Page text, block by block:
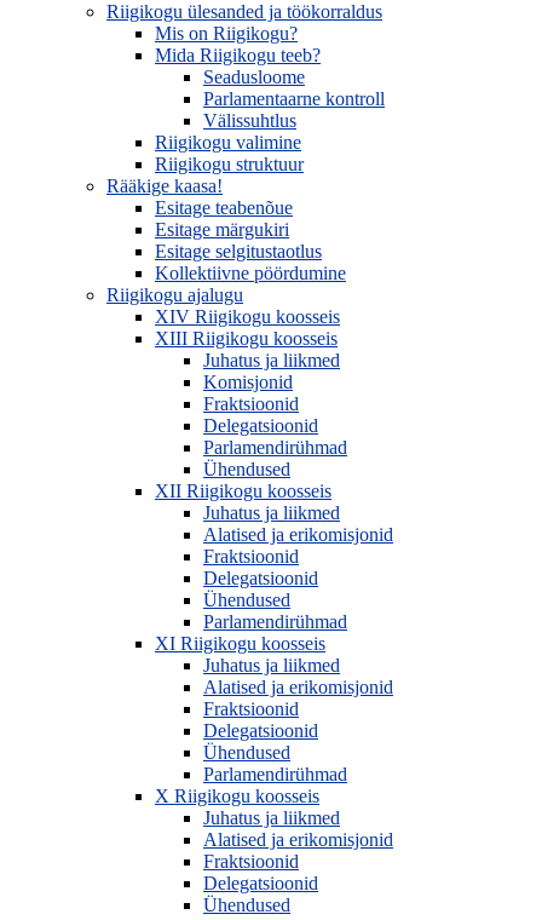
Riigikogu ülesanded ja töökorraldus
Mis on Riigikogu?
Mida Riigikogu teeb?
Seadusloome
Parlamentaarne kontroll
Välissuhtlus
Riigikogu valimine
Riigikogu struktuur
Rääkige kaasa!
Esitage teabenõue
Esitage märgukiri
Esitage selgitustaotlus
Kollektiivne pöördumine
Riigikogu ajalugu
XIV Riigikogu koosseis
XIII Riigikogu koosseis
Juhatus ja liikmed
Komisjonid
Fraktsioonid
Delegatsioonid
Parlamendirühmad
Ühendused
XII Riigikogu koosseis
Juhatus ja liikmed
Alatised ja erikomisjonid
Fraktsioonid
Delegatsioonid
Ühendused
Parlamendirühmad
XI Riigikogu koosseis
Juhatus ja liikmed
Alatised ja erikomisjonid
Fraktsioonid
Delegatsioonid
Ühendused
Parlamendirühmad
X Riigikogu koosseis
Juhatus ja liikmed
Alatised ja erikomisjonid
Fraktsioonid
Delegatsioonid
Ühendused